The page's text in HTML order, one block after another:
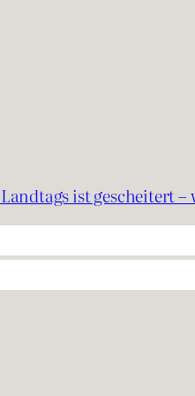
ist gescheitert